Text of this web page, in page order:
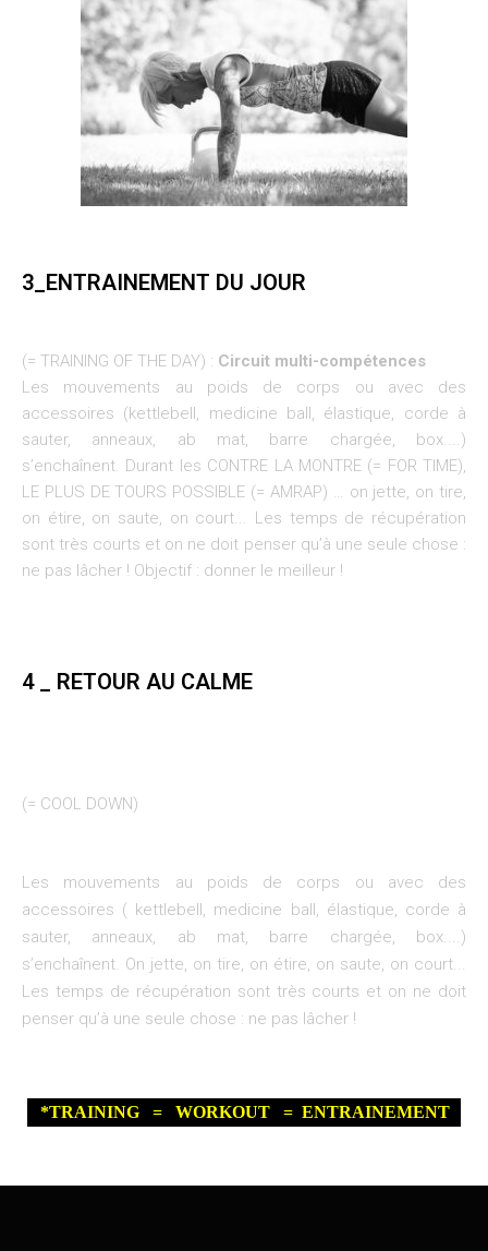
3_ENTRAINEMENT DU JOUR
(= TRAINING OF THE DAY) : Circuit multi-compétences
Les mouvements au poids de corps ou avec des
accessoires (kettlebell, medicine ball, élastique, corde à
sauter, anneaux, ab mat, barre chargée, box....)
s’enchaînent. Durant les CONTRE LA MONTRE (= FOR TIME),
LE PLUS DE TOURS POSSIBLE (= AMRAP) … on jette, on tire,
on étire, on saute, on court... Les temps de récupération
sont très courts et on ne doit penser qu’à une seule chose :
ne pas lâcher ! Objectif : donner le meilleur !
4 _ RETOUR AU CALME
(= COOL DOWN)
Les mouvements au poids de corps ou avec des
accessoires ( kettlebell, medicine ball, élastique, corde à
sauter, anneaux, ab mat, barre chargée, box....)
s’enchaînent. On jette, on tire, on étire, on saute, on court...
Les temps de récupération sont très courts et on ne doit
penser qu’à une seule chose : ne pas lâcher !
*TRAINING = WORKOUT = ENTRAINEMENT